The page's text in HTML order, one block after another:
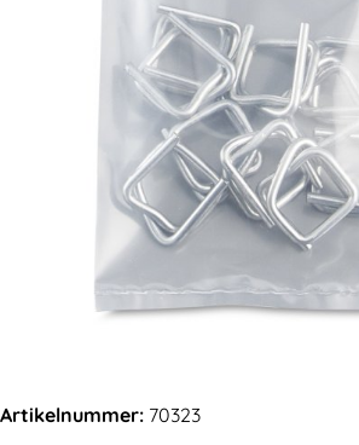
Artikelnummer: 70323